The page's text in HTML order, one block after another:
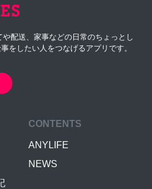
配送、家事などの日常のちょっとし
をしたい人をつなげるアプリです。
CONTENTS
ANYLIFE
NEWS